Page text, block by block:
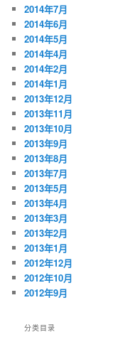
2014年7月
2014年6月
2014年5月
2014年4月
2014年2月
2014年1月
2013年12月
2013年11月
2013年10月
2013年9月
2013年8月
2013年7月
2013年5月
2013年4月
2013年3月
2013年2月
2013年1月
2012年12月
2012年10月
2012年9月
分类目录